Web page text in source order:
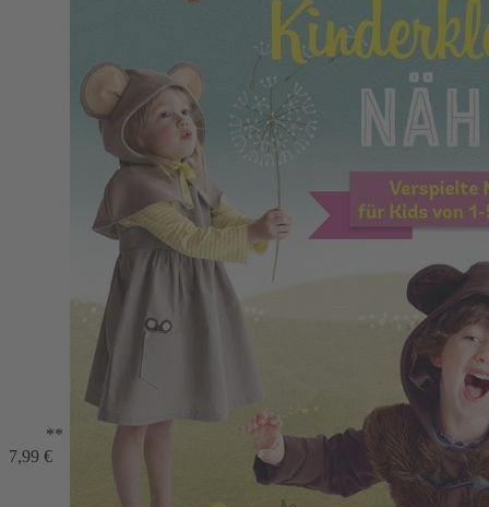
Zum Anfang der Bildergalerie springen
Tierisch süße Kinderkleidung nähen
Verspielte Mode für Kids von 1-5 Jahren
**
7,99 €